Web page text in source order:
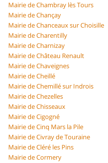
Mairie de Chambray lès Tours
Mairie de Chançay
Mairie de Chanceaux sur Choisille
Mairie de Charentilly
Mairie de Charnizay
Mairie de Château Renault
Mairie de Chaveignes
Mairie de Cheillé
Mairie de Chemillé sur Indrois
Mairie de Chezelles
Mairie de Chisseaux
Mairie de Cigogné
Mairie de Cinq Mars la Pile
Mairie de Civray de Touraine
Mairie de Cléré les Pins
Mairie de Cormery